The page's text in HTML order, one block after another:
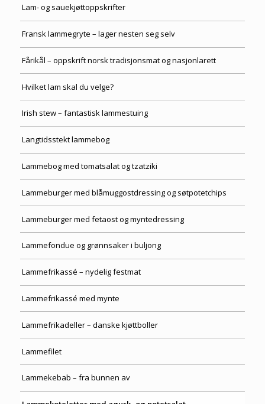
Lam- og sauekjøttoppskrifter
Fransk lammegryte – lager nesten seg selv
Fårikål – oppskrift norsk tradisjonsmat og nasjonlarett
Hvilket lam skal du velge?
Irish stew – fantastisk lammestuing
Langtidsstekt lammebog
Lammebog med tomatsalat og tzatziki
Lammeburger med blåmuggostdressing og søtpotetchips
Lammeburger med fetaost og myntedressing
Lammefondue og grønnsaker i buljong
Lammefrikassé – nydelig festmat
Lammefrikassé med mynte
Lammefrikadeller – danske kjøttboller
Lammefilet
Lammekebab – fra bunnen av